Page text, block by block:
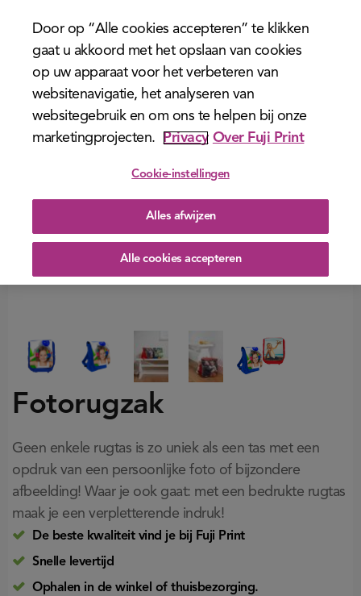
menu
Fotorugzak
Geen enkele rugtas is zo uniek als een tas met een
opdruk van een persoonlijke foto of bijzondere
afbeelding! Waar je ook gaat: met een bedrukte rugtas
maak je een verpletterende indruk!
De beste kwaliteit vind je bij Fuji Print
Snelle levertijd
Ophalen in de winkel of thuisbezorging.
Door op “Alle cookies accepteren” te klikken
gaat u akkoord met het opslaan van cookies
op uw apparaat voor het verbeteren van
websitenavigatie, het analyseren van
websitegebruik en om ons te helpen bij onze
marketingprojecten.
Privacy Over Fuji Print
Cookie-instellingen
Alles afwijzen
Alle cookies accepteren